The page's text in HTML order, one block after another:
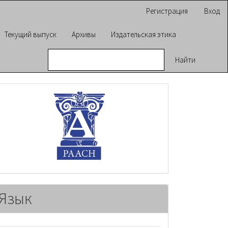
Регистрация Вход
Текущий выпуск Архивы Издательская этика
Найти